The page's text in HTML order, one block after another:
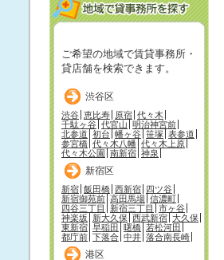
ご希望の地域で賃貸事務所・
貸店舗を検索できます。
渋谷区
渋谷 恵比寿 原宿 代々木
千駄ヶ谷 代官山 明治神宮前
北参道 初台 幡ヶ谷 笹塚 表参道
参宮橋 代々木八幡 代々木上原
代々木公園
南新宿 神泉
新宿区
新宿 飯田橋 西新宿 四ツ谷
新宿御苑前 高田馬場 信濃町
四谷三丁目
新宿三丁目
市ヶ谷
神楽坂
新大久保 西武新宿 大久保
東新宿 早稲田 曙橋 若松河田
都庁前 下落合 中井 落合南長崎
港区